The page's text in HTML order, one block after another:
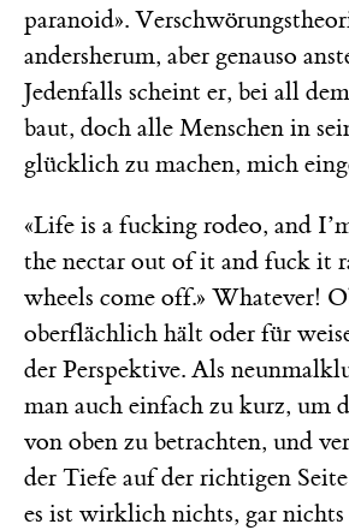
paranoid».
andersherum, aber genauso
Jedenfalls scheint er, bei all
baut, doch alle Menschen in
glücklich zu machen, mich
«Life is a fucking rodeo, and
the nectar out of it and fuck it
wheels come off.» Whatever!
oberflächlich hält oder für
der Perspektive. Als
man auch einfach zu kurz, um
von oben zu betrachten, und
der Tiefe auf der richtigen
es ist wirklich nichts, gar nichts